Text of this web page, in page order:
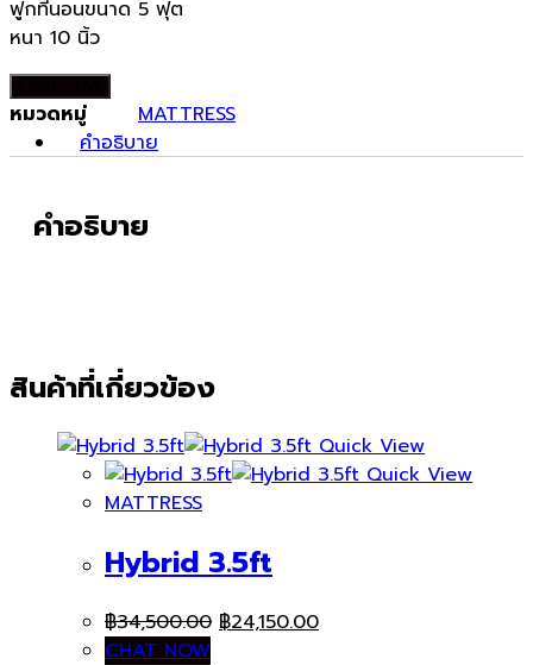
฿24,000.00.
ฟูกที่นอนขนาด 5 ฟุต
หนา 10 นิ้ว
หมวดหมู่
MATTRESS
คำอธิบาย
คำอธิบาย
สินค้าที่เกี่ยวข้อง
Quick View
Quick View
MATTRESS
Hybrid 3.5ft
฿34,500.00 Original
฿24,150.00Current
CHAT NOW